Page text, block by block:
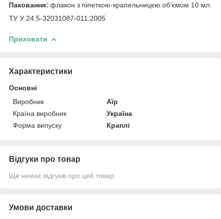
Паковання: флакон з піпеткою-крапельницею об’ємом 10 мл.
ТУ У 24.5-32031087-011:2005
Приховати
Характеристики
Основні
Виробник
Аїр
Країна виробник
Україна
Форма випуску
Краплі
Відгуки про товар
Ще немає відгуків про цей товар
Умови доставки